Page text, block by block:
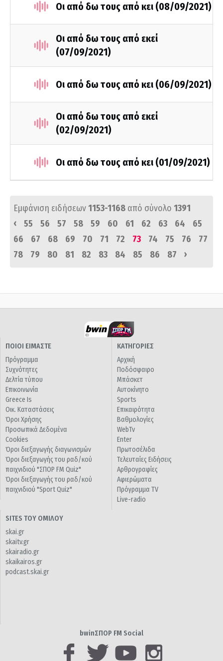
Οι από δω τους από κει (08/09/2021)
Οι από δω τους από εκεί
(07/09/2021)
Οι από δω τους από κει (06/09/2021)
Οι από δω τους από εκεί
(02/09/2021)
Οι από δω τους από κει (01/09/2021)
Εμφάνιση ειδήσεων1153-1168 από σύνολο 1391
‹
55 56 57 58 59 60 61 62 63 64
65
66
67 68 69 70 71 72 73 74 75 76
77
78
79 80 81 82 83 84 85 86 87 ›
ΠΟΙΟΙ ΕΙΜΑΣΤΕ
Πρόγραμμα
Συχνότητες
Δελτία τύπου
Επικοινωνία
Greece Is
Οικ. Καταστάσεις
Όροι Χρήσης
Προσωπικά Δεδομένα
Cookies
Όροι διεξαγωγής διαγωνισμών
Όροι διεξαγωγής του ραδ/κού
παιχνιδιού "ΣΠΟΡ FM Quiz"
Όροι διεξαγωγής του ραδ/κού
παιχνιδιού "Sport Quiz"
ΚΑΤΗΓΟΡΙΕΣ
Αρχική
Ποδόσφαιρο
Μπάσκετ
Αυτοκίνητο
Sports
Επικαιρότητα
Βαθμολογίες
WebTv
Enter
Πρωτοσέλιδα
Τελευταίες Ειδήσεις
Αρθρογραφίες
Αφιερώματα
Πρόγραμμα TV
Live-radio
SITES ΤΟΥ ΟΜΙΛΟΥ
skai.gr
skaitv.gr
skairadio.gr
skaikairos.gr
podcast.skai.gr
bwinΣΠΟΡ FM Social